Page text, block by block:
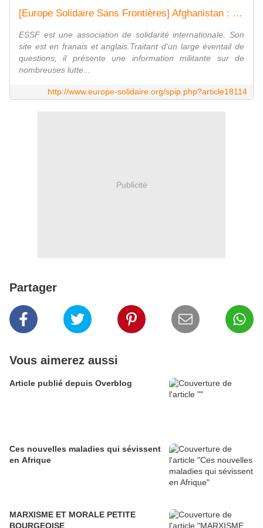
[Europe Solidaire Sans Frontières] Afghanistan : ce que disent les documents de WikiLeaks
ESSF est une association de solidarité internationale. Son
site est en franais et anglais.Traitant d'un large éventail de
questions, il présente une information militante sur de
nombreuses lutte...
http://www.europe-solidaire.org/spip.php?article18114
Publicité
Partager
Vous aimerez aussi
Article publié depuis Overblog
Ces nouvelles maladies qui sévissent
en Afrique
MARXISME ET MORALE PETITE
BOURGEOISE